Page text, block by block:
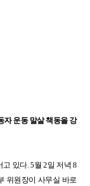
자 운동 말살책동을 강
고 있다. 5월 2일 저녁 8
위원장이 사무실 바로